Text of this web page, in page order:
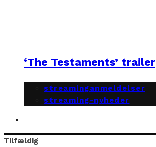
‘The Testaments’ trailer
streaminganmeldelser
streaming-nyheder
Tilfældig